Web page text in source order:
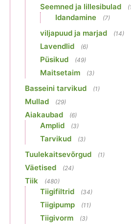
Seemned ja lillesibulad
Idandamine (7)
viljapuud ja marjad (14)
Lavendlid (6)
Püsikud (49)
Maitsetaim (3)
Basseini tarvikud (1)
Mullad (29)
Aiakaubad (6)
Amplid (3)
Tarvikud (3)
Tuulekaitsevõrgud (1)
Väetised (24)
Tiik (480)
Tiigifiltrid (34)
Tiigipump (11)
Tiigivorm (3)